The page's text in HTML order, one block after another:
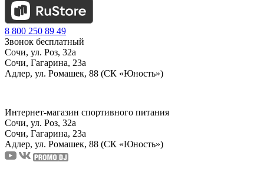
8 800 250 89 49
Звонок бесплатный
Сочи, ул. Роз, 32а
Сочи, Гагарина, 23а
Адлер, ул. Ромашек, 88 (СК «Юность»)
Интернет-магазин спортивного питания
Сочи, ул. Роз, 32а
Сочи, Гагарина, 23а
Адлер, ул. Ромашек, 88 (СК «Юность»)